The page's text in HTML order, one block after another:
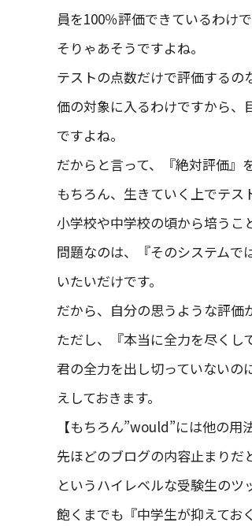
員を100％評価できているわけ
そりゃあそうですよね。
テストの点数だけで評価する
価の対象に入るわけですから、
ですよね。
だからと言って、『絶対評価』
もちろん、生きていく上でテ
小学校や中学校の頃から培うこ
問題なのは、『そのシステムで
いたいだけです。
だから、自分の思うような評価
ただし、『本当に全力を尽くし
君の全力を出し切っていないの
えしておきます。
【もちろん”would”には他の用
先ほどのブログの内容止まりだ
というハイレベルな受験生のツ
飽くまでも『中学生が抑えてお